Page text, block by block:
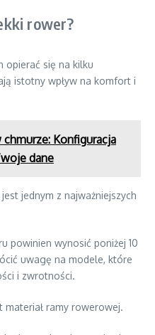
rower?
opierać się na kilku
istotny wpływ na komfort i
Konfiguracja
dane
jednym z najważniejszych
powinien wynosić poniżej 10
uwagę na modele, które
i zwrotności.
ramy rowerowej.